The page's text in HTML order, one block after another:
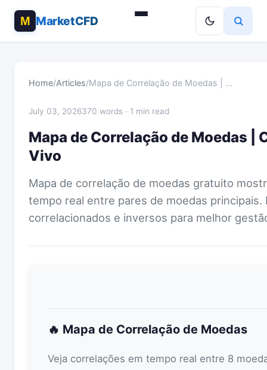
MarketCFD
Home/Articles/Mapa de Correlação de Moedas | …
July 03, 2026370 words · 1 min read
Mapa de Correlação de Moedas |
Vivo
Mapa de correlação de moedas gratuito
tempo real entre pares de moedas
correlacionados e inversos para melhor
🔥 Mapa de Correlação de Moedas
Veja correlações em tempo real entre 8